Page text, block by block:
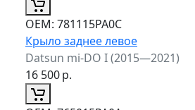
ОЕМ: 781115PA0C
Крыло заднее левое
Datsun mi-DO I (2015—2021)
16 500р.